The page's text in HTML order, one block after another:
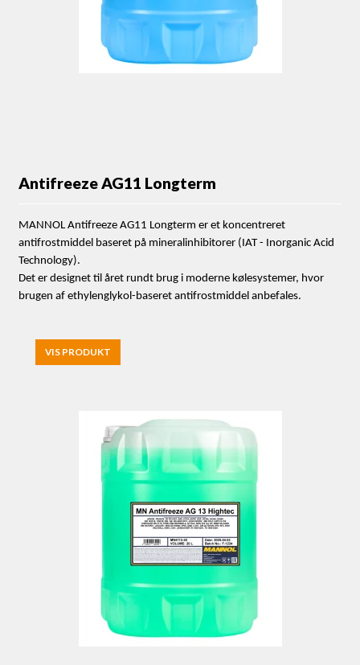
Antifreeze AG11 Longterm
MANNOL Antifreeze AG11 Longterm er et koncentreret
antifrostmiddel baseret på mineralinhibitorer (IAT - Inorganic Acid
Technology).
Det er designet til året rundt brug i moderne kølesystemer, hvor
brugen af ethylenglykol-baseret antifrostmiddel anbefales.
VIS PRODUKT